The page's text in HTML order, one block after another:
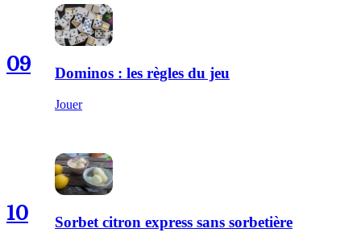
09 Dominos : les règles du jeu
Jouer
10 Sorbet citron express sans sorbetière